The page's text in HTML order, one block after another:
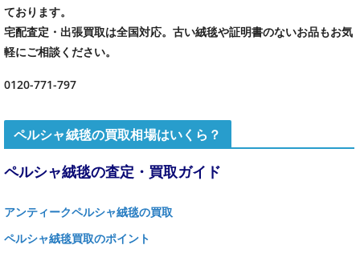
ております。
宅配査定・出張買取は全国対応。古い絨毯や証明書のないお品もお気
軽にご相談ください。
0120-771-797
ペルシャ絨毯の買取相場はいくら？
ペルシャ絨毯の査定・買取ガイド
アンティークペルシャ絨毯の買取
ペルシャ絨毯買取のポイント